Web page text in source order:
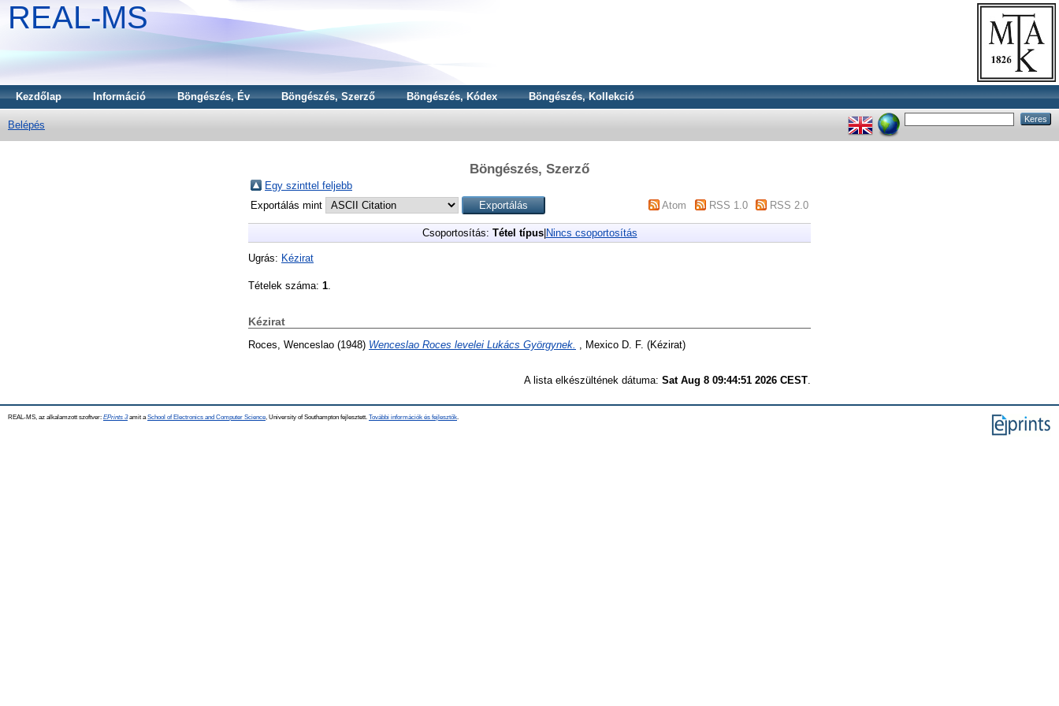
REAL-MS
Kezdőlap Információ Böngészés, Év Böngészés, Szerző Böngészés, Kódex Böngészés, Kollekció
Belépés
Böngészés, Szerző
Egy szinttel feljebb
Exportálás mint
Atom RSS 1.0 RSS 2.0
Csoportosítás: Tétel típus| Nincs csoportosítás
Ugrás: Kézirat
Tételek száma: 1
Kézirat
Roces, Wenceslao (1948) Wenceslao Roces levelei Lukács Györgynek. , Mexico D. F. (Kézirat)
A lista elkészültének dátuma: Sat Aug 8 09:44:51 2026 CEST
REAL-MS, az alkalamzott szoftver: EPrints 3amit a School of Electronics and Computer Science , University of Southampton fejlesztett. További információk és fejlesztők